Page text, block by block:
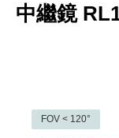
中繼鏡
FOV < 120°